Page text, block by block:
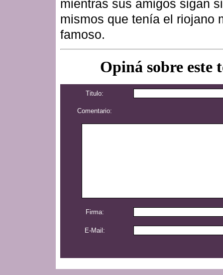
mientras sus amigos sigan
mismos que tenía el riojano
famoso.
Opiná sobre este
Titulo:
Comentario:
Firma:
E-Mail: